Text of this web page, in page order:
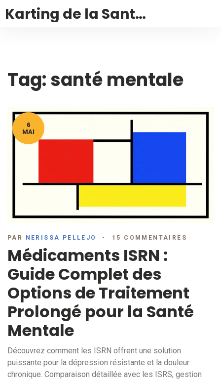
Karting de la Santé – Montalivet
Tag: santé mentale
6
MAI
PAR NERISSA PELLEJO 15 COMMENTAIRES
Médicaments ISRN :
Guide Complet des
Options de Traitement
Prolongé pour la Santé
Mentale
Découvrez comment les ISRN offrent une solution
puissante pour la dépression résistante et la douleur
chronique. Comparaison détaillée avec les ISRS, gestion